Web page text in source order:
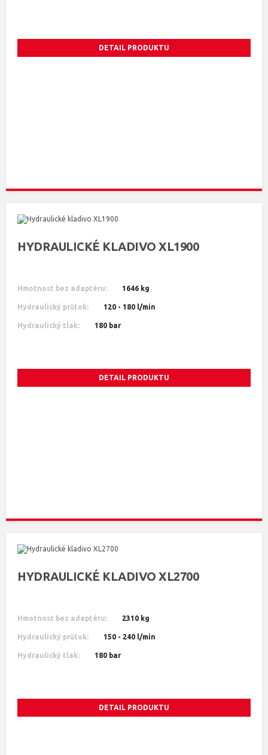
DETAIL PRODUKTU
HYDRAULICKÉ KLADIVO XL1900
Hmotnost bez adaptéru: 1646 kg
Hydraulický průtok: 120 - 180 l/min
Hydraulický tlak: 180 bar
DETAIL PRODUKTU
HYDRAULICKÉ KLADIVO XL2700
Hmotnost bez adaptéru: 2310 kg
Hydraulický průtok: 150 - 240 l/min
Hydraulický tlak: 180 bar
DETAIL PRODUKTU